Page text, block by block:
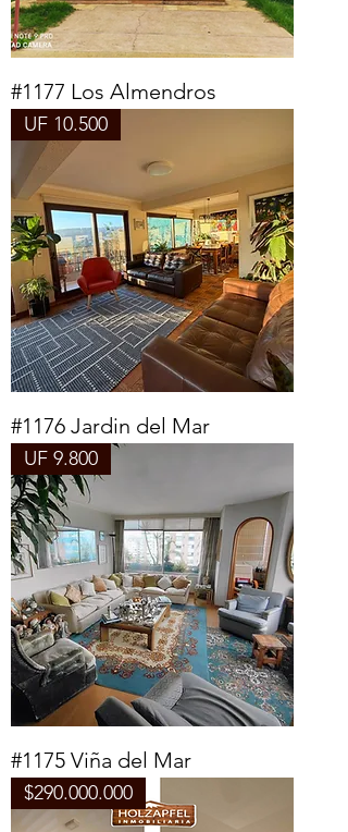
#1177 Los Almendros
UF 10.500
#1176 Jardin del Mar
UF 9.800
#1175 Viña del Mar
$290.000.000